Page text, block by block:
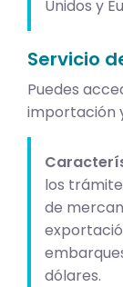
Unidos y
Servicio
Puedes
importación
los
de
dólares.